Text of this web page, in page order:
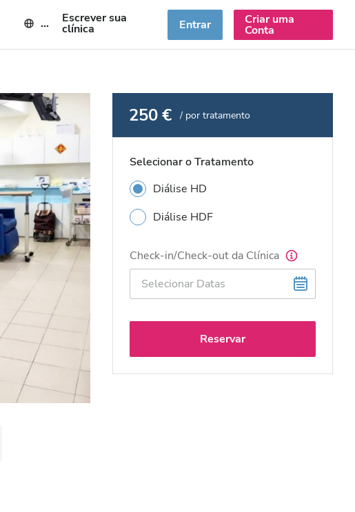
PT Escrever sua
clínica Entrar Criar uma
Conta
250 € / por tratamento
Selecionar o Tratamento
Diálise HD
Diálise HDF
Check-in/Check-out da Clínica
Reservar